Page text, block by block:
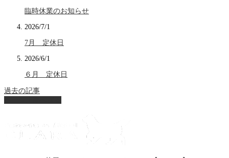
臨時休業のお知らせ
2026/7/1
7月 定休日
2026/6/1
６月 定休日
過去の記事